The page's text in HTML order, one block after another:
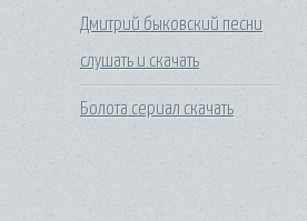
Дмитрий быковский песни
слушать и скачать
Болота сериал скачать